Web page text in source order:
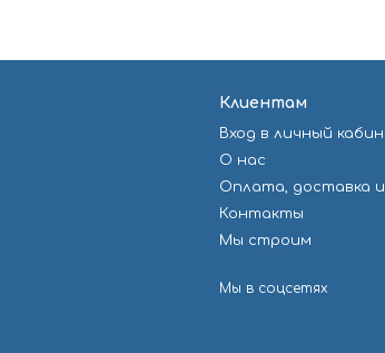
Клиентам
Вход в личный
О нас
Оплата, доставка
Контакты
Мы строим
Мы в соцсетях